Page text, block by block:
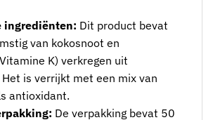
ingrediënten: Dit product bevat
van kokosnoot en
K) verkregen uit
is verrijkt met een mix van
antioxidant.
De verpakking bevat 50